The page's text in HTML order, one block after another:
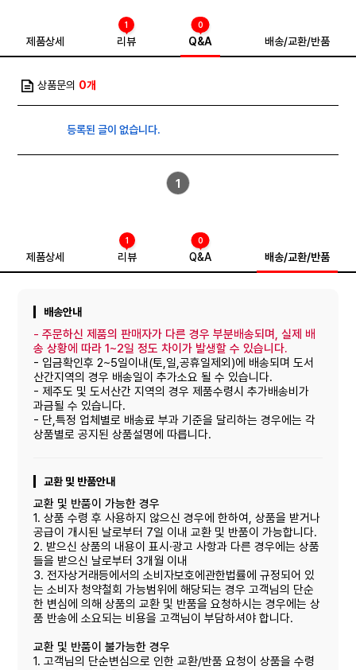
제품상세 리뷰
1
Q&A
0
배송/교환/반품
상품문의 0개
등록된 글이 없습니다.
1
제품상세 리뷰
1
Q&A
0
배송/교환/반품
배송안내
-주문하신 제품의 판매자가 다른 경우 부분배송되며, 실제 배
송 상황에 따라 1~2일 정도 차이가 발생할 수 있습니다.
- 입금확인후 2~5일이내(토,일,공휴일제외)에 배송되며 도서
산간지역의 경우 배송일이 추가소요 될 수 있습니다.
- 제주도 및 도서산간 지역의 경우 제품수령시 추가배송비가
과금될 수 있습니다.
- 단,특정 업체별로 배송료 부과 기준을 달리하는 경우에는 각
상품별로 공지된 상품설명에 따릅니다.
교환 및 반품안내
교환 및 반품이 가능한 경우
1. 상품 수령 후 사용하지 않으신 경우에 한하여, 상품을 받거나
공급이 개시된 날로부터 7일 이내 교환 및 반품이 가능합니다.
2. 받으신 상품의 내용이 표시·광고 사항과 다른 경우에는 상품
들을 받으신 날로부터 3개월 이내
3. 전자상거래등에서의 소비자보호에관한법률에 규정되어 있
는 소비자 청약철회 가능범위에 해당되는 경우 고객님의 단순
한 변심에 의해 상품의 교환 및 반품을 요청하시는 경우에는 상
품 반송에 소요되는 비용을 고객님이 부담하셔야 합니다.
교환 및 반품이 불가능한 경우
1. 고객님의 단순변심으로 인한 교환/반품 요청이 상품을 수령